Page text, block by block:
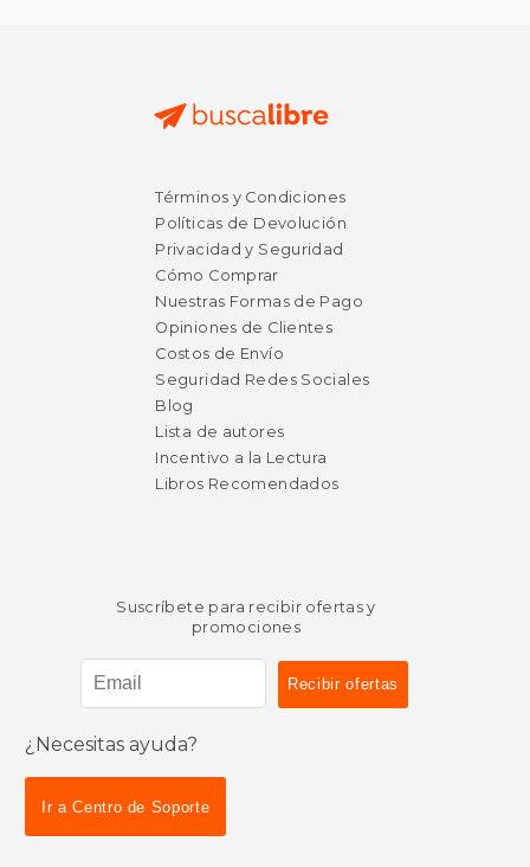
Términos y Condiciones
Políticas de Devolución
Privacidad y Seguridad
Cómo Comprar
Nuestras Formas de Pago
Opiniones de Clientes
Costos de Envío
Seguridad Redes Sociales
Blog
Lista de autores
Incentivo a la Lectura
Libros Recomendados
Suscríbete para recibir ofertas y
promociones
¿Necesitas ayuda?
Ir a Centro de Soporte